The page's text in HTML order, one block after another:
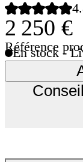
2 250 €
Référence
En stock -